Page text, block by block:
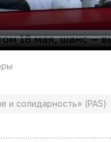
и солидарность» (PAS)